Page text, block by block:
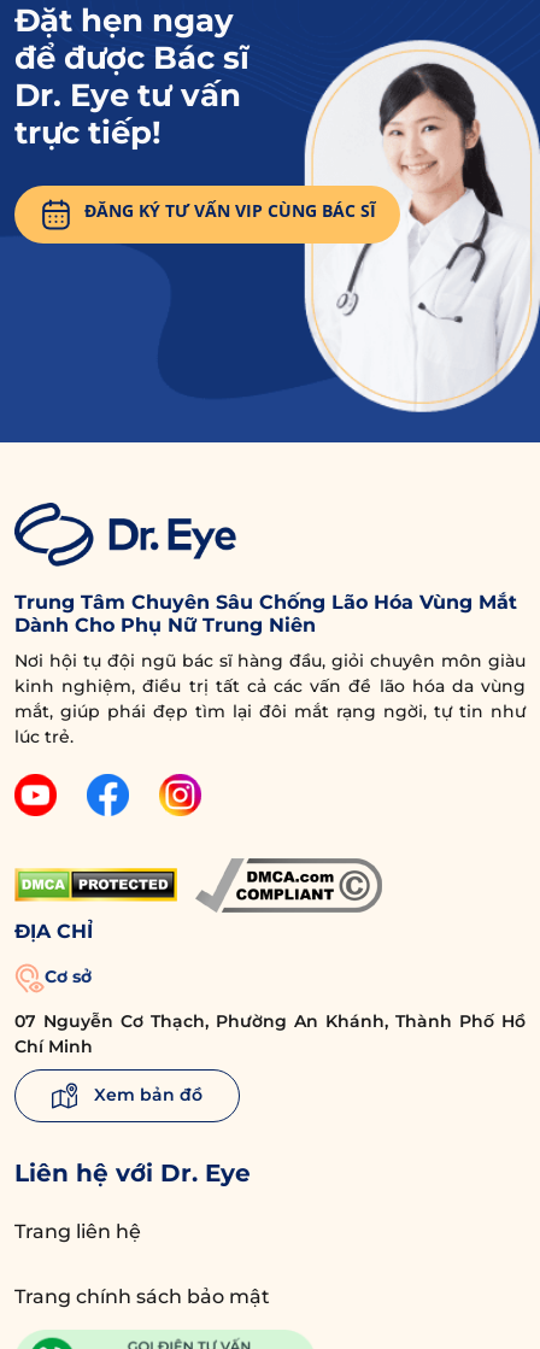
Đặt hẹn ngay
để được Bác sĩ
Dr. Eye tư vấn
trực tiếp!
ĐĂNG KÝ TƯ VẤN VIP CÙNG BÁC SĨ
Trung Tâm Chuyên Sâu Chống Lão Hóa Vùng Mắt
Dành Cho Phụ Nữ Trung Niên
Nơi hội tụ đội ngũ bác sĩ hàng đầu, giỏi chuyên môn giàu
kinh nghiệm, điều trị tất cả các vấn đề lão hóa da vùng
mắt, giúp phái đẹp tìm lại đôi mắt rạng ngời, tự tin như
lúc trẻ.
ĐỊA CHỈ
Cơ sở
07 Nguyễn Cơ Thạch, Phường An Khánh, Thành Phố Hồ
Chí Minh
Xem bản đồ
Liên hệ với Dr. Eye
Trang liên hệ
Trang chính sách bảo mật